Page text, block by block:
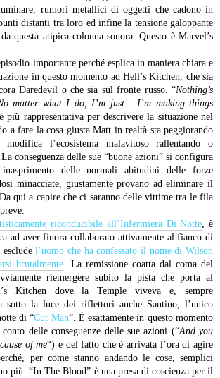
rumori metallici di oggetti che cadono in
distanti tra loro ed infine la tensione galoppante
questa atipica colonna sonora. Questo è Marvel’s
importante perché esplica in maniera chiara e
in questo momento ad Hell’s Kitchen, che sia
Daredevil o che sia sul fronte russo. “Nothing’s
matter what I do, I’m just… I’m making things
più rappresentativa per descrivere la situazione nel
a fare la cosa giusta Matt in realtà sta peggiorando
modifica l’ecosistema malavitoso rallentando o
conseguenza delle sue “buone azioni” si configura
delle normali abitudini delle forze
minacciate, giustamente provano ad eliminare il
qui a capire che ci saranno delle vittime tra le fila
riconducibile all’Infermiera Di Notte , è
ad aver finora collaborato attivamente al fianco di
escludel’uomo che ha confessato il nome di Wilson
brutalmente . La remissione coatta dal coma del
riemergere subito la pista che porta al
Kitchen dove la Temple viveva e, sempre
sotto la luce dei riflettori anche Santino, l’unico
di “Cut Man“. È esattamente in questo momento
delle conseguenze delle sue azioni (“And you
of me“) e del fatto che è arrivata l’ora di agire
per come stanno andando le cose, semplici
più. “In The Blood” è una presa di coscienza per il